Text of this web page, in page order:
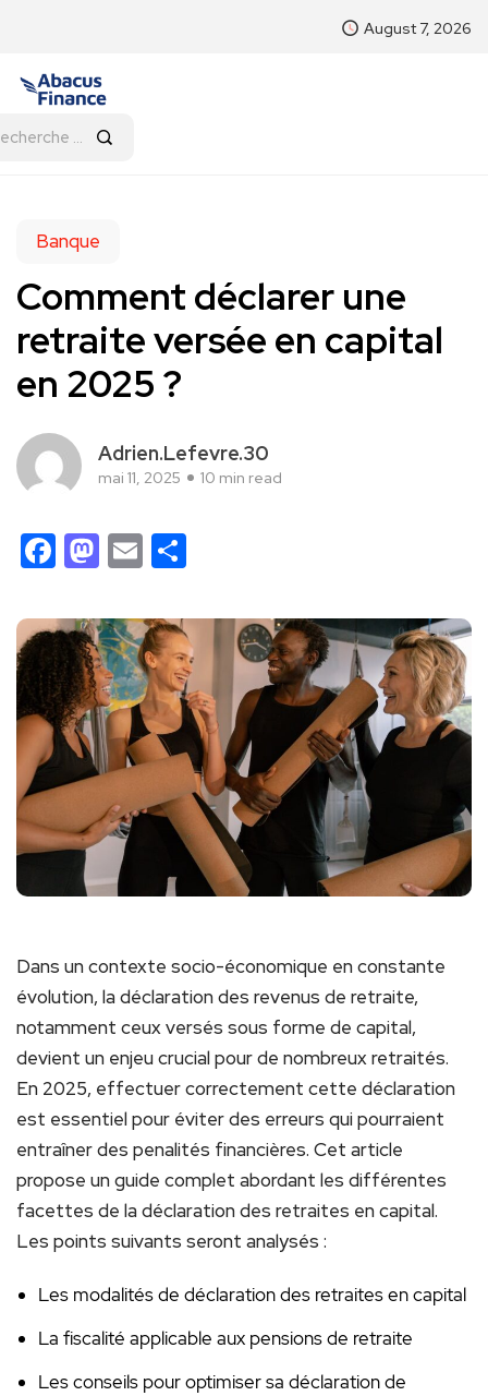
August 7, 2026
Banque
Comment déclarer une
retraite versée en capital
en 2025 ?
Adrien.Lefevre.30
mai 11, 2025 10 min read
Facebook
Mastodon
Email
Dans un contexte socio-économique en constante
évolution, la déclaration des revenus de retraite,
notamment ceux versés sous forme de capital,
devient un enjeu crucial pour de nombreux retraités.
En 2025, effectuer correctement cette déclaration
est essentiel pour éviter des erreurs qui pourraient
entraîner des penalités financières. Cet article
propose un guide complet abordant les différentes
facettes de la déclaration des retraites en capital.
Les points suivants seront analysés :
Les modalités de déclaration des retraites en capital
La fiscalité applicable aux pensions de retraite
Les conseils pour optimiser sa déclaration de